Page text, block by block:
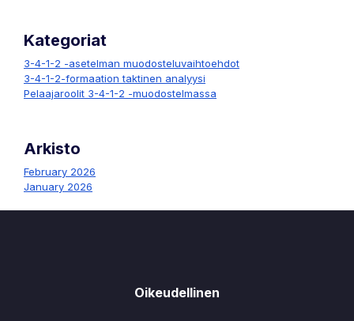
Kategoriat
3-4-1-2 -asetelman muodosteluvaihtoehdot
3-4-1-2-formaation taktinen analyysi
Pelaajaroolit 3-4-1-2 -muodostelmassa
Arkisto
February 2026
January 2026
Oikeudellinen